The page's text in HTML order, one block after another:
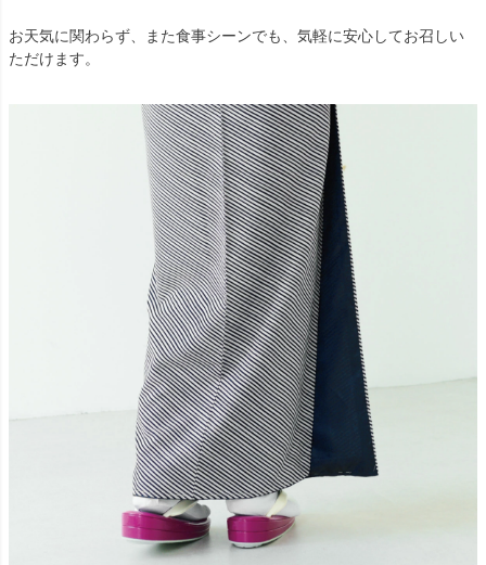
お天気に関わらず、また食事シーンでも、気軽に安心してお召しい
ただけます。